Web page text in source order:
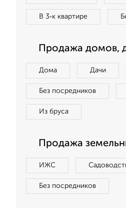
В 3‑к квартире
Продажа домов,
Дома Дачи
Без посредников
Из бруса
Продажа
ИЖС
Без посредников